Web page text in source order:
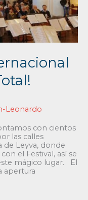
Leonardo
con cientos
las calles
de Leyva, donde
el Festival, así se
mágico lugar. El
apertura